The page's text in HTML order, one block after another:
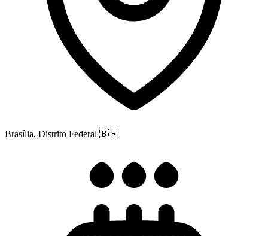
Brasília, Distrito Federal 🇧🇷